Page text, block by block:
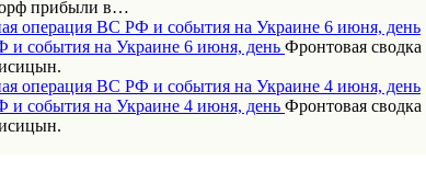
прибыли в…
операция ВС РФ и события на Украине 6 июня, день
Фронтовая
операция ВС РФ и события на Украине 4 июня, день
Фронтовая сводка